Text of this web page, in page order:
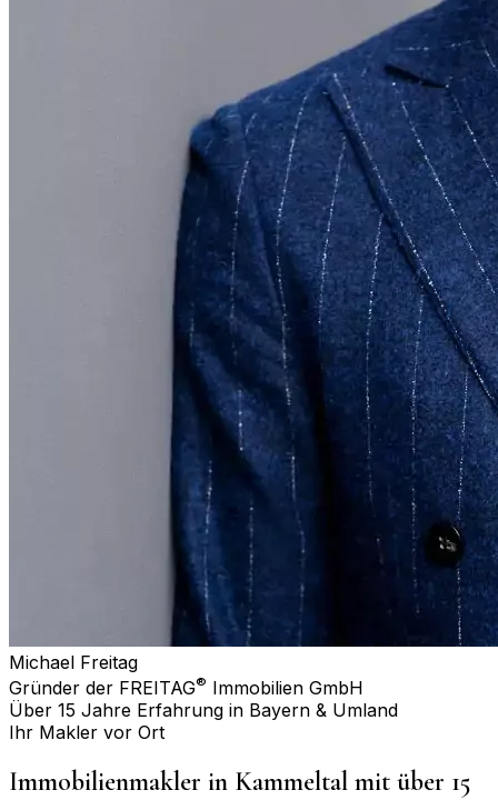
Michael Freitag
Gründer der FREITAG® Immobilien GmbH
Über 15 Jahre Erfahrung in Bayern & Umland
Ihr Makler vor Ort
Immobilienmakler in Kammeltal mit über 15